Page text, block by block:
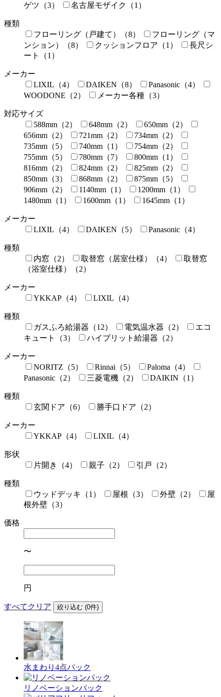
ゲツ（3）
名古屋モザイク（1）
種類
フローリング（戸建て）（8）
フローリング（マ
ンション）（8）
クッションフロア（1）
長尺シ
ート（1）
メーカー
LIXIL（4）
DAIKEN（8）
Panasonic（4）
WOODONE（2）
メーカー各種（3）
対応サイズ
588mm（2）
648mm（2）
650mm（2）
656mm（2）
721mm（2）
734mm（2）
735mm（5）
740mm（1）
754mm（2）
755mm（5）
780mm（7）
800mm（1）
816mm（2）
824mm（2）
825mm（2）
850mm（3）
868mm（2）
875mm（5）
906mm（2）
1140mm（1）
1200mm（1）
1480mm（1）
1600mm（1） 1645mm（1）
メーカー
LIXIL（4）
DAIKEN（5） Panasonic（4）
種類
内窓（2）
取替窓（居室仕様）（4）
取替窓
（浴室仕様）（2）
メーカー
YKKAP（4）
LIXIL（4）
種類
ガスふろ給湯器（12）
電気温水器（2）
エコ
キュート（3）
ハイブリット給湯器（2）
メーカー
NORITZ（5）
Rinnai（5）
Paloma（4）
Panasonic（2）
三菱電機（2） DAIKIN（1）
種類
玄関ドア（6）
勝手口ドア（2）
メーカー
YKKAP（4）
LIXIL（4）
形状
片開き（4）
親子（2） 引戸（2）
種類
ウッドデッキ（1）
屋根（3） 外壁（2）
屋
根外壁（3）
価格
〜
円
すべてクリア 絞り込む (0件)
水まわり4点パック
リノベーションパック